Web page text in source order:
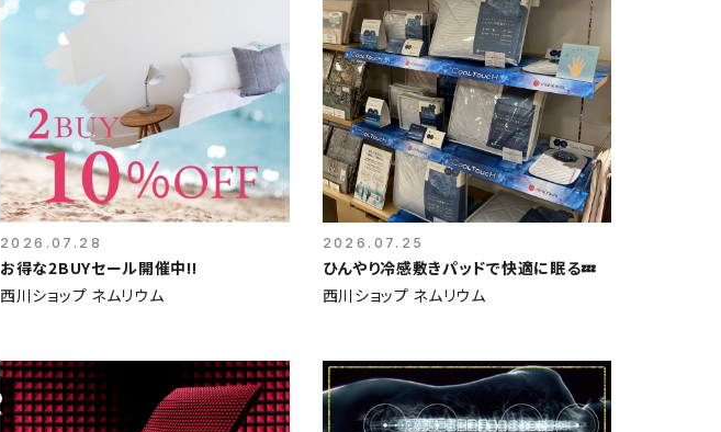
2026.07.28
お得な2BUYセール開催中‼️
西川ショップ ネムリウム
2026.07.25
ひんやり冷感敷きパッドで快適に眠る💤
西川ショップ ネムリウム